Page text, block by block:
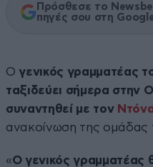
Πρόσθεσε το
πηγές σου στη
Ο γενικός γραμματέας
ταξιδεύει σήμερα στην
συναντηθεί με τον
ανακοίνωση της ομάδας
«Ο γενικός γραμματέας